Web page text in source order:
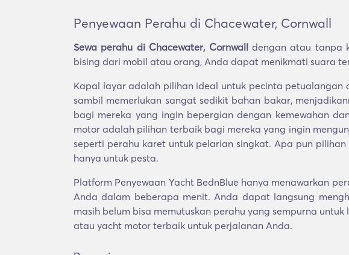
Penyewaan Perahu di Chacewater, Cornwall
Sewa perahu di Chacewater, Cornwall dengan atau tanpa
bising dari mobil atau orang, Anda dapat menikmati suara
Kapal layar adalah pilihan ideal untuk pecinta petualangan
sambil memerlukan sangat sedikit bahan bakar,
bagi mereka yang ingin bepergian dengan kemewahan
motor adalah pilihan terbaik bagi mereka yang ingin
seperti perahu karet untuk pelarian singkat. Apa pun
hanya untuk pesta.
Platform Penyewaan Yacht BednBlue hanya menawarkan
Anda dalam beberapa menit. Anda dapat langsung
masih belum bisa memutuskan perahu yang sempurna
atau yacht motor terbaik untuk perjalanan Anda.